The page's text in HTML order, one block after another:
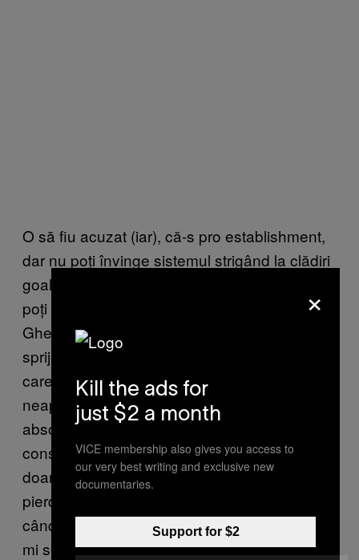
O să fiu acuzat (iar), că-s pro establishment,
dar nu poți învinge sistemul strigând la clădiri
goale, trebuie să-l învingi cu regulile lui. Dacă
poți accepta un banner cu „Ridică-te
Gheorghe…“ lângă tine, poți să accepți și
sprijinul vreunui europarlamentar sau deputat
care e dispus să ți-l acorde, chit că nu-ți plac
neapărat toate ideile lui. Nu te mai uita în gura
absolvenților de științe politice care-și
construiesc acum cariera. Și nu-l mai accepta
doar pe Nicușor Dan, doar pentru că a
pierdut. Până la urmă a devenit politician
când a decis să candideze la primărie și nu
mi se pare normal să fie doar el băgat în
×
Kill the ads for
just $2 a month
VICE membership also gives you access to
our very best writing and exclusive new
documentaries.
Support for $2